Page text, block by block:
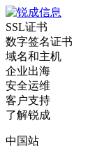
SSL证书
数字签名证书
域名和主机
企业出海
安全运维
客户支持
了解锐成
中国站